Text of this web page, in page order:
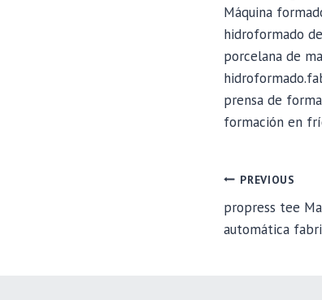
Máquina
hidroformado
porcelana de
prensa de
formación en
POST
PREVIOUS
propress tee
automática